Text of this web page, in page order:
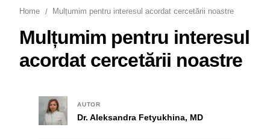
Home Mulțumim pentru interesul acordat cercetării noastre
Mulțumim pentru interesul
acordat cercetării noastre
Dr. Aleksandra Fetyukhina, MD
AUTOR